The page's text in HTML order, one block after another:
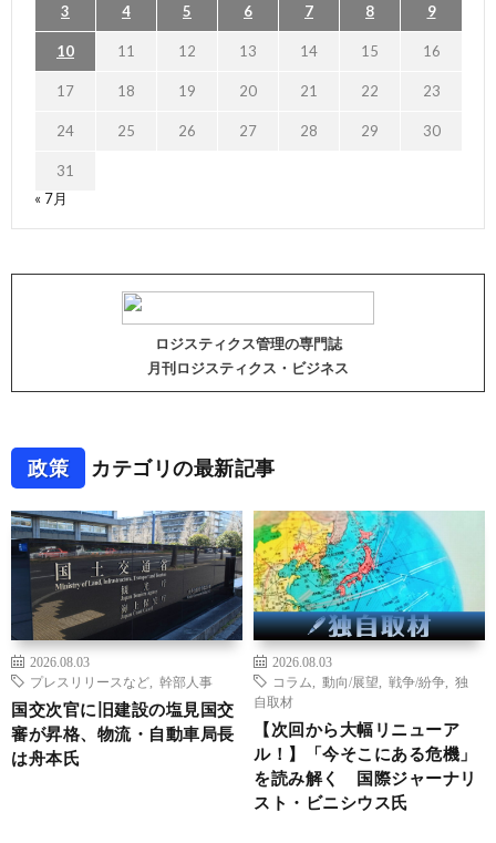
3 4 5 6 7 8 9
10 11 12 13 14 15 16
17 18 19 20 21 22 23
24 25 26 27 28 29 30
31
« 7月
ロジスティクス管理の専門誌
月刊ロジスティクス・ビジネス
政策 カテゴリの最新記事
2026.08.03
プレスリリースなど
幹部人事
国交次官に旧建設の塩見国交
審が昇格、物流・自動車局長
は舟本氏
2026.08.03
コラム
動向/展望 戦争/紛争
独
自取材
【次回から大幅リニューア
ル！】「今そこにある危機」
を読み解く 国際ジャーナリ
スト・ビニシウス氏